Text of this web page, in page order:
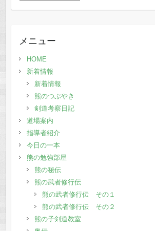
事メニュー
HOME
新着情報
新着情報
熊のつぶやき
剣道考察日記
道場案内
指導者紹介
今日の一本
熊の勉強部屋
熊の秘伝
熊の武者修行伝
熊の武者修行伝 その１
熊の武者修行伝 その２
熊の子剣道教室